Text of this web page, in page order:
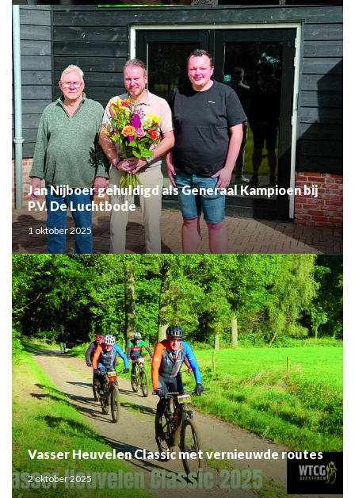
Jan Nijboer gehuldigd als Generaal Kampioen bij
P.V. De Luchtbode
1 oktober 2025
Vasser Heuvelen Classic met vernieuwde routes
2 oktober 2025